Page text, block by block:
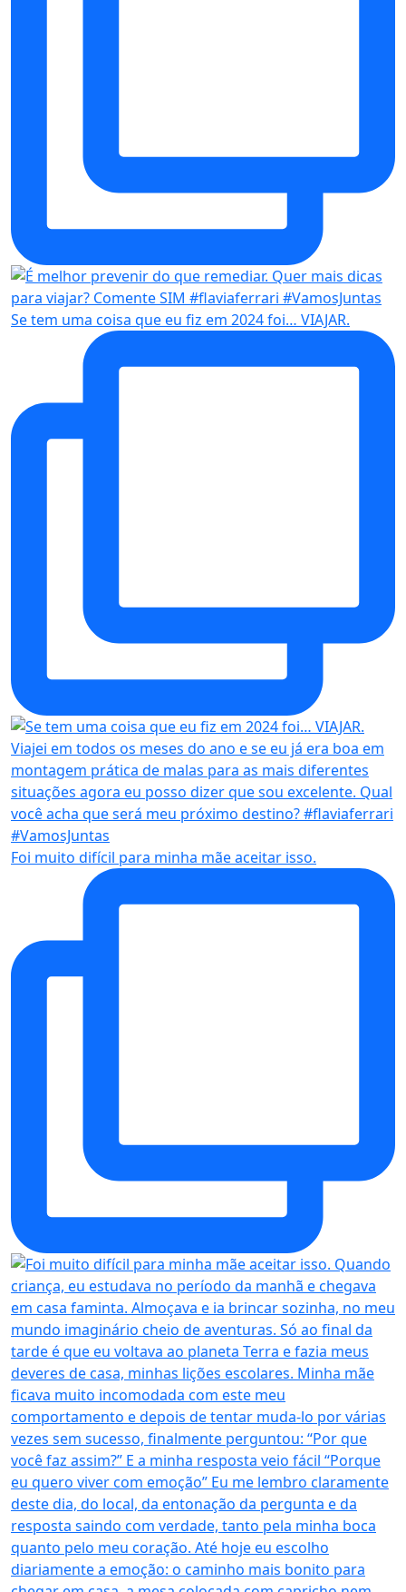
Se tem uma coisa que eu fiz em 2024 foi… VIAJAR.
Foi muito difícil para minha mãe aceitar isso.